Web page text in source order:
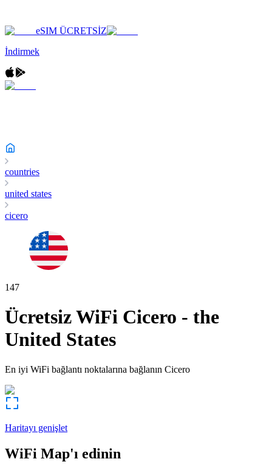
eSIM ÜCRETSİZ
İndirmek
countries
united states
cicero
147
Ücretsiz WiFi Cicero - the
United States
En iyi WiFi bağlantı noktalarına bağlanın Cicero
Haritayı genişlet
WiFi Map'ı edinin